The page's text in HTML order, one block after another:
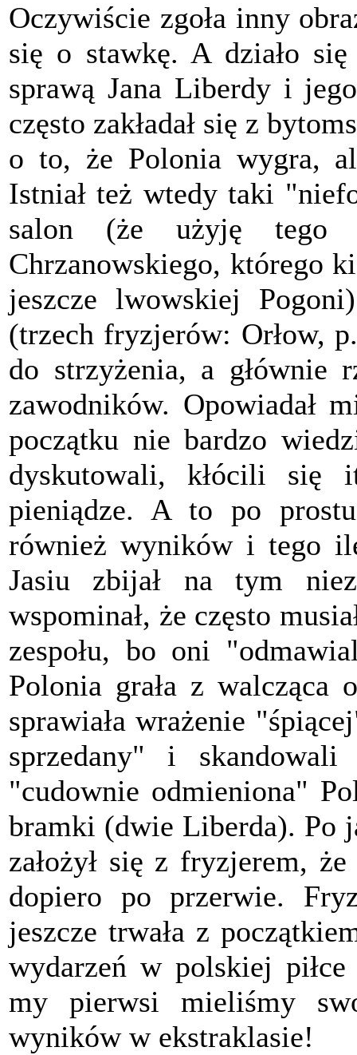
Oczywiście zgoła inny
się o stawkę. A działo
sprawą Jana Liberdy i
często zakładał się z
o to, że Polonia wygra,
Istniał też wtedy taki
salon (że użyję tego
Chrzanowskiego, którego
jeszcze lwowskiej
(trzech fryzjerów: Orłow,
do strzyżenia, a głównie
zawodników. Opowiadał
początku nie bardzo
dyskutowali, kłócili
pieniądze. A to po
również wyników i tego
Jasiu zbijał na tym
wspominał, że często
zespołu, bo oni
Polonia grała z walcząca
sprawiała wrażenie
sprzedany" i
"cudownie odmieniona"
bramki (dwie Liberda). Po
założył się z fryzjerem,
dopiero po przerwie.
jeszcze trwała z
wydarzeń w polskiej
my pierwsi mieliśmy
wyników w ekstraklasie!